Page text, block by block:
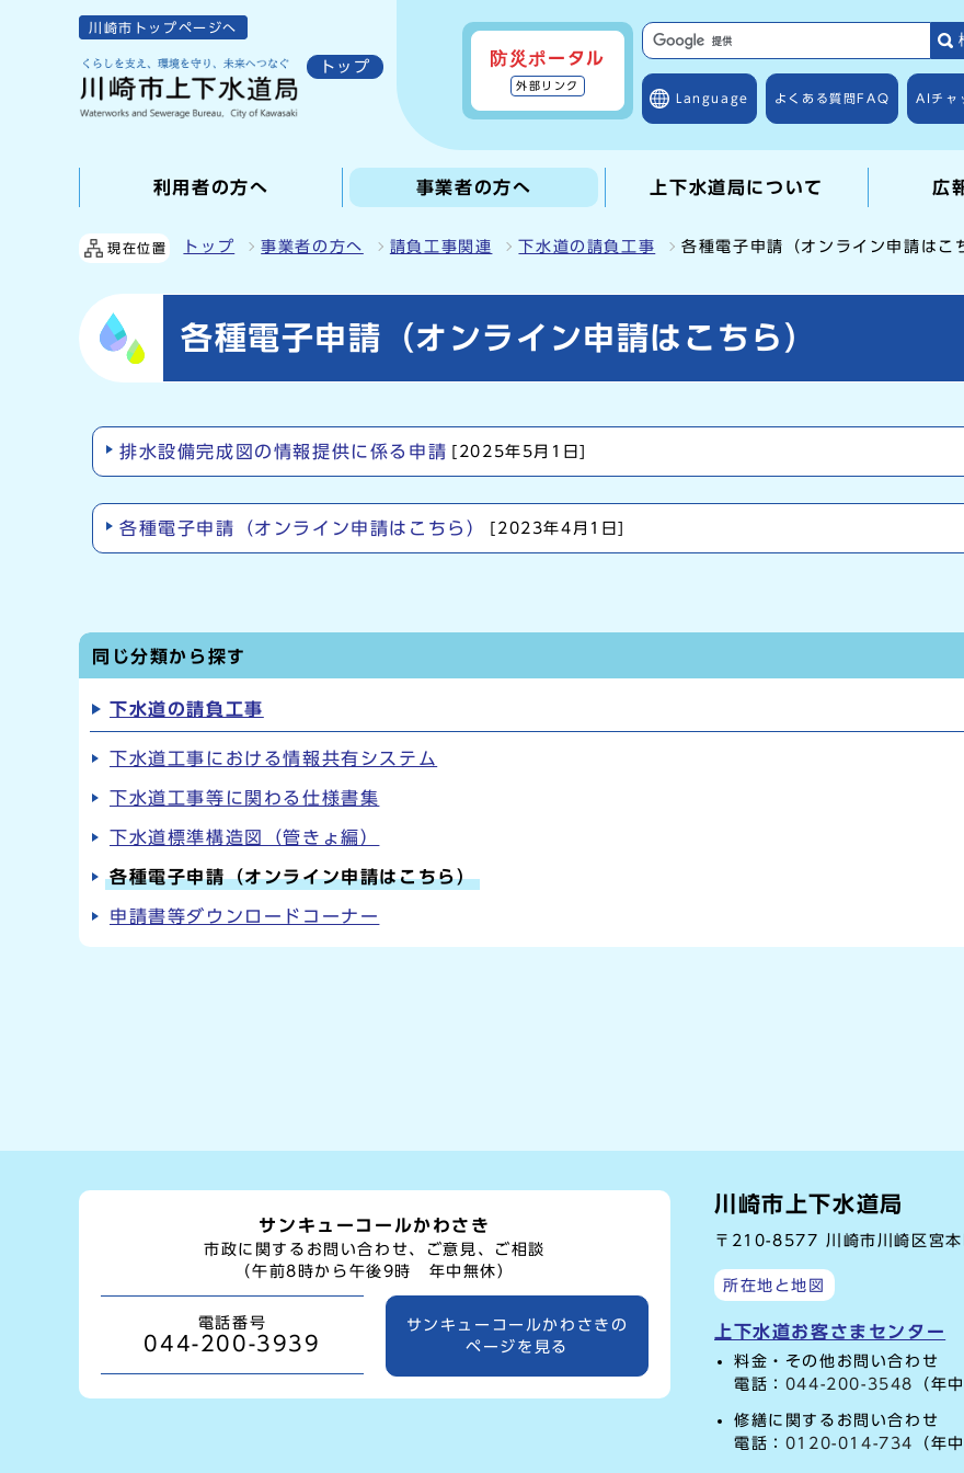
川崎市トップページへ
トップ 防災ポータル
外部リンク
Language よくある質問 FAQ AIチャ
利用者の方へ 事業者の方へ 上下水道局について 広
現在位置 トップ 事業者の方へ 請負工事関連 下水道の請負工事 各種電子申請（オンライン申請はこ
各種電子申請（オンライン申請はこちら）
排水設備完成図の情報提供に係る申請 [2025年5月1日]
各種電子申請（オンライン申請はこちら） [2023年4月1日]
同じ分類から探す
下水道の請負工事
下水道工事における情報共有システム
下水道工事等に関わる仕様書集
下水道標準構造図（管きょ編）
各種電子申請（オンライン申請はこちら）
申請書等ダウンロードコーナー
サンキューコールかわさき
市政に関するお問い合わせ、ご意見、ご相談
（午前8時から午後9時 年中無休）
電話番号
044-200-3939
サンキューコールかわさきの
ページを見る
川崎市上下水道局
〒210-8577 川崎市川崎区宮本
所在地と地図
上下水道お客さまセンター
料金・その他お問い合わせ
電話： 044-200-3548 （年
修繕に関するお問い合わせ
電話： 0120-014-734 （年